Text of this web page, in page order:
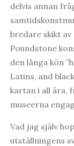
delvis annan
bredare skikt
Poundstone
den långa kön
Latins, and
kartan i all ära,
museerna
Vad jag själv
utställningens